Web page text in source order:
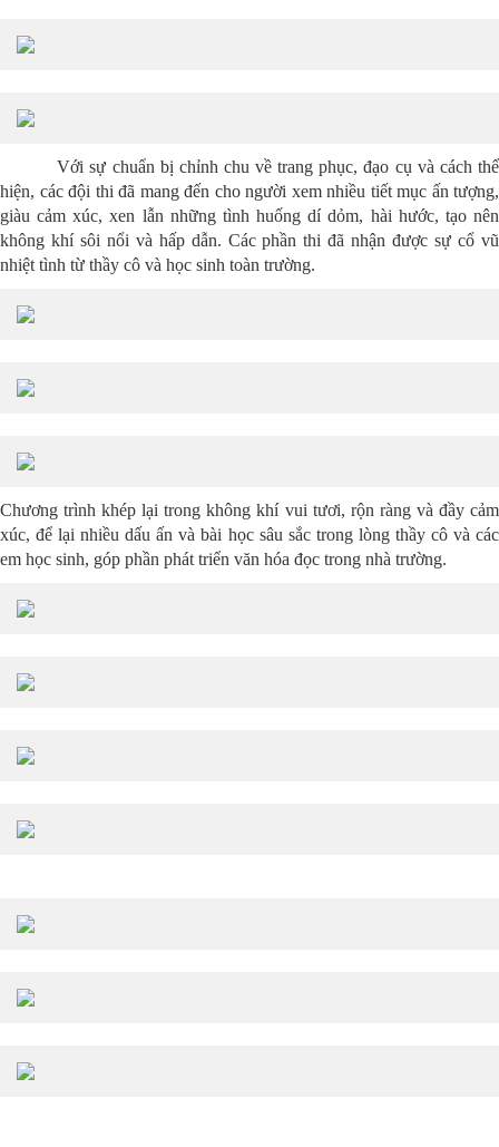
Với sự chuẩn bị chỉnh chu về trang phục, đạo cụ và cách thể
hiện, các đội thi đã mang đến cho người xem nhiều tiết mục ấn tượng,
giàu cảm xúc, xen lẫn những tình huống dí dỏm, hài hước, tạo nên
không khí sôi nổi và hấp dẫn. Các phần thi đã nhận được sự cổ vũ
nhiệt tình từ thầy cô và học sinh toàn trường.
Chương trình khép lại trong không khí vui tươi, rộn ràng và đầy cảm
xúc, để lại nhiều dấu ấn và bài học sâu sắc trong lòng thầy cô và các
em học sinh, góp phần phát triển văn hóa đọc trong nhà trường.